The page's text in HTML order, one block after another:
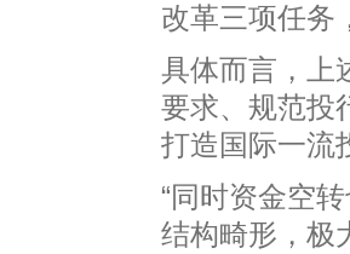
改革三项任务
具体而言，上
要求、规范投
打造国际一流
“同时资金空
结构畸形，极